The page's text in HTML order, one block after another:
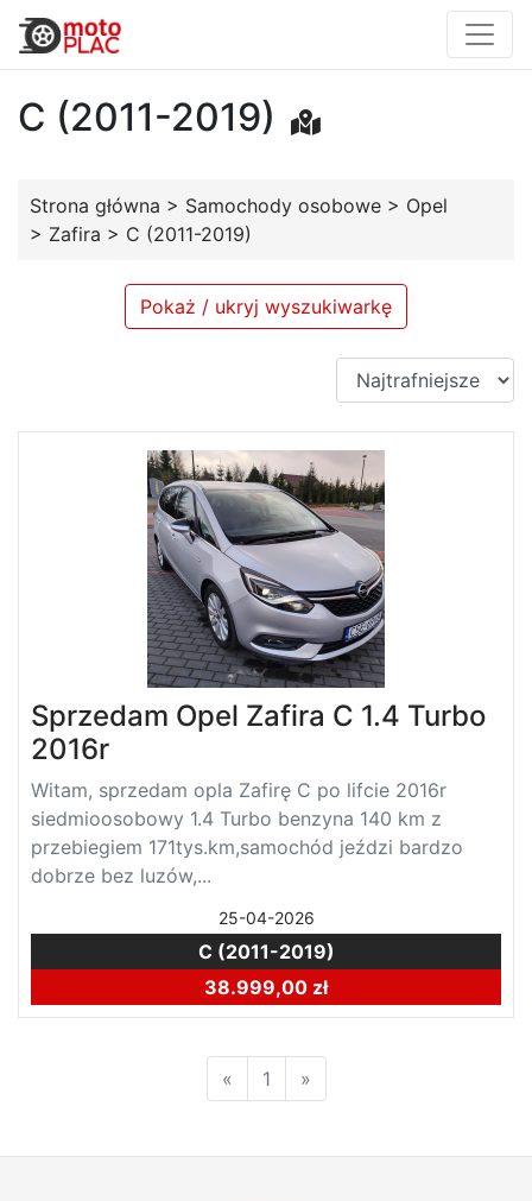
C (2011-2019)
Strona główna > Samochody osobowe > Opel
> Zafira > C (2011-2019)
Pokaż / ukryj wyszukiwarkę
Sprzedam Opel Zafira C 1.4 Turbo
2016r
Witam, sprzedam opla Zafirę C po lifcie 2016r
siedmioosobowy 1.4 Turbo benzyna 140 km z
przebiegiem 171tys.km,samochód jeździ bardzo
dobrze bez luzów,...
25-04-2026
C (2011-2019)
38.999,00 zł
« 1 »